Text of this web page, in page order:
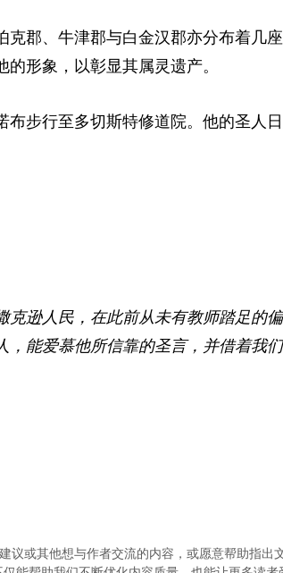
郡、牛津郡与白金汉郡亦分布着几
形象，以彰显其属灵遗产。
步行至多切斯特修道院。他的圣人
逊人民，在此前从未有教师踏足的
能爱慕他所信靠的圣言，并借着我
议或其他想与作者交流的内容，或愿意帮助指出